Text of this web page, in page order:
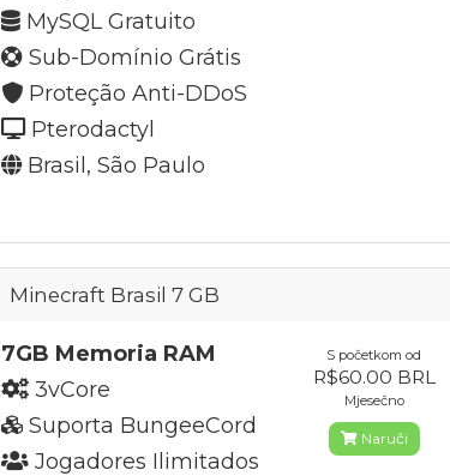
MySQL Gratuito
Sub-Domínio Grátis
Proteção Anti-DDoS
Pterodactyl
Brasil, São Paulo
Minecraft Brasil 7 GB
7GB Memoria RAM
3vCore
Suporta BungeeCord
Jogadores Ilimitados
S početkom od
R$60.00 BRL
Mjesečno
Naruči